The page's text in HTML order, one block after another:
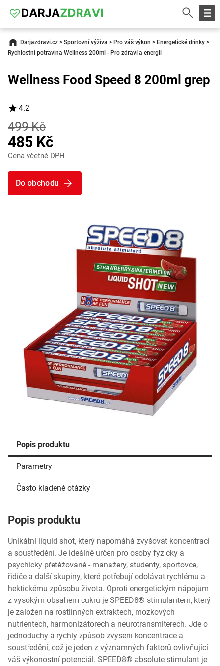
Darjazdravi.cz > Sportovní výživa > Pro váš výkon > Energetické drinky >
Rychlostní potravina Wellness 200ml - Pro zdraví a energii
Popis produktu
Parametry
Často kladené otázky
Popis produktu
Unikátní liquid shot, který napomáhá zvyšovat koncentraci
a soustředění. Je ideálně určen pro osoby fyzicky a
psychicky přetěžované - manažery, studenty, sportovce,
řidiče a další skupiny, které potřebují odolávat rychlému a
hektickému způsobu života. Oproti energetickým nápojům
z vysokým obsahem cukru je SPEED8® stimulantem, který
je založen na rostlinných extraktech, mozkových
nutrientech, harmonizátorech a neurotransmiterech. Jde o
jednoduchý a rychlý způsob zvýšení koncentrace a
soustředění, což je jeden z významných faktorů ovlivňující
váš výkonostní potenciál. SPEED8® absolute stimulant je
Wellness Food Speed 8 200ml grep
4.2
499 Kč
485 Kč
Cena včetně DPH
Do obchodu